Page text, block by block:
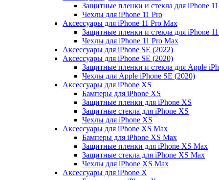
Защитные пленки и стекла для iPhone
Чехлы для iPhone 11 Pro
Аксессуары для iPhone 11 Pro Max
Защитные пленки и стекла для iPhone
Чехлы для iPhone 11 Pro Max
Аксессуары для iPhone SE (2022)
Аксессуары для iPhone SE (2020)
Защитные пленки и стекла для Apple
Чехлы для Apple iPhone SE (2020)
Аксессуары для iPhone ХS
Бамперы для iPhone ХS
Защитные пленки для iPhone ХS
Защитные стекла для iPhone ХS
Чехлы для iPhone ХS
Аксессуары для iPhone ХS Max
Бамперы для iPhone XS Max
Защитные пленки для iPhone XS Max
Защитные стекла для iPhone XS Max
Чехлы для iPhone XS Max
Аксессуары для iPhone X